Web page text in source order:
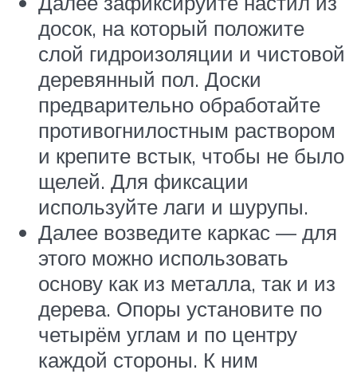
досок, на который положите
слой гидроизоляции и чистовой
деревянный пол. Доски
предварительно обработайте
противогнилостным раствором
и крепите встык, чтобы не было
щелей. Для фиксации
используйте лаги и шурупы.
Далее возведите каркас — для
этого можно использовать
основу как из металла, так и из
дерева. Опоры установите по
четырём углам и по центру
каждой стороны. К ним